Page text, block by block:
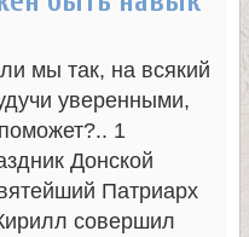
мы так, на всякий
уверенными,
1
Донской
Патриарх
совершил